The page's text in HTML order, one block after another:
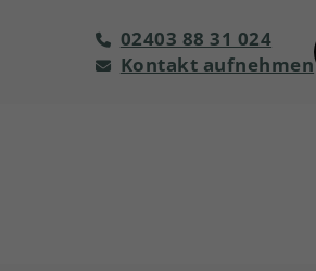
02403 88 31 024
Kontakt aufnehmen